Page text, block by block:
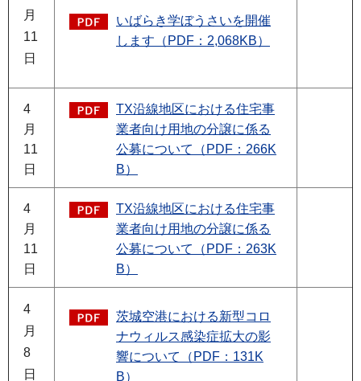
月
11
日
いばらき学ぼうさいを開催
します（PDF：2,068KB）
4
月
11
日
TX沿線地区における住宅事
業者向け用地の分譲に係る
公募について（PDF：266K
B）
4
月
11
日
TX沿線地区における住宅事
業者向け用地の分譲に係る
公募について（PDF：263K
B）
4
月
8
日
茨城空港における新型コロ
ナウィルス感染症拡大の影
響について（PDF：131K
B）